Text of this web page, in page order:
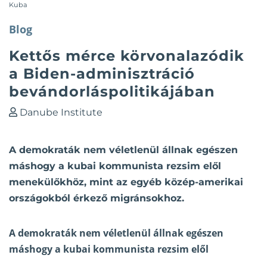
Kuba
Blog
Kettős mérce körvonalazódik
a Biden-adminisztráció
bevándorláspolitikájában
Danube Institute
A demokraták nem véletlenül állnak egészen
máshogy a kubai kommunista rezsim elől
menekülőkhöz, mint az egyéb közép-amerikai
országokból érkező migránsokhoz.
A demokraták nem véletlenül állnak egészen
máshogy a kubai kommunista rezsim elől